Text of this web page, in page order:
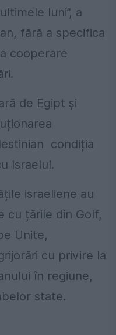
luni”, a
fără a specifica
cooperare
de Egipt și
condiția
Israelul.
israeliene au
cu țările din Golf,
Unite,
cu privire la
în regiune,
state.